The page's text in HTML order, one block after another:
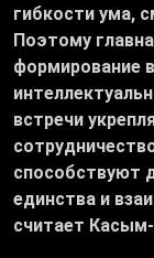
гибкости ума,
Поэтому
формирование
встречи
способствуют
единства и
считает